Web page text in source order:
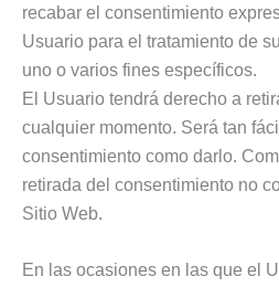
recabar el consentimiento
Usuario para el tratamiento de
uno o varios fines específicos.
El Usuario tendrá derecho a
cualquier momento. Será tan
consentimiento como darlo.
retirada del consentimiento no
Sitio Web.
En las ocasiones en las que el